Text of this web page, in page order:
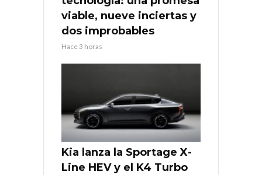
viable, nueve inciertas y
dos improbables
Hace 3 horas
Kia lanza la Sportage X-
Line HEV y el K4 Turbo